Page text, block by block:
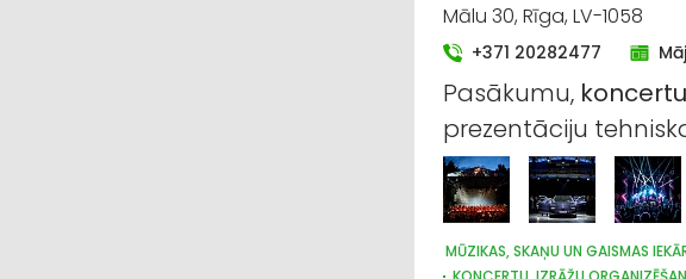
Mālu 30, Rīga, LV-1058
+371 20282477
Pasākumu, koncertu
prezentāciju
MŪZIKAS, SKAŅU UN GAISMAS